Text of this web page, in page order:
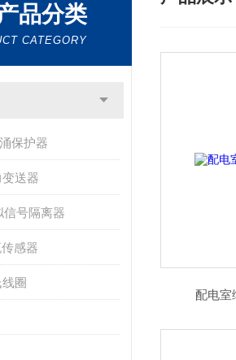
品分类
CATEGORY
保护器
送器
信号隔离器
感器
圈
配电室